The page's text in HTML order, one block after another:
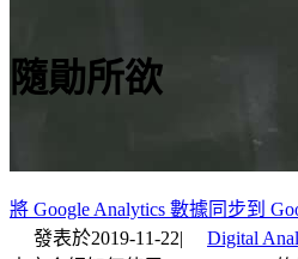
隨勛所欲
將 Google Analytics 數據同步到
發表於2019-11-22|
Digital